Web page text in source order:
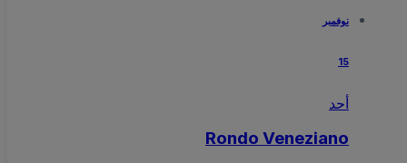
نوفمبر
أحد
Rondo Veneziano